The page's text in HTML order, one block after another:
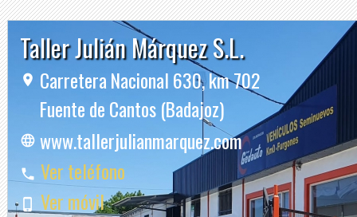
Taller Julián Márquez S.L.
Carretera Nacional 630, km 702
Fuente de Cantos (Badajoz)
www.tallerjulianmarquez.com
Ver teléfono
Ver móvil